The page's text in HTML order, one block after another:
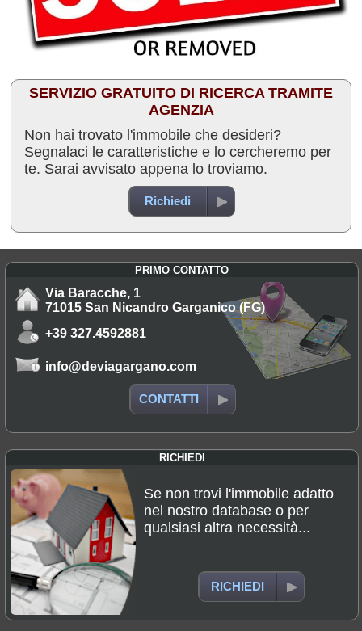
SERVIZIO GRATUITO DI RICERCA TRAMITE
AGENZIA
Non hai trovato l'immobile che desideri?
Segnalaci le caratteristiche e lo cercheremo per
te. Sarai avvisato appena lo troviamo.
Richiedi
PRIMO CONTATTO
Via Baracche, 1
71015 San Nicandro Garganico (FG)
+39 327.4592881
info@deviagargano.com
CONTATTI
RICHIEDI
Se non trovi l'immobile adatto
nel nostro database o per
qualsiasi altra necessità...
RICHIEDI